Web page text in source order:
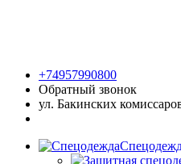
+74957990800
Обратный звонок
ул. Бакинских